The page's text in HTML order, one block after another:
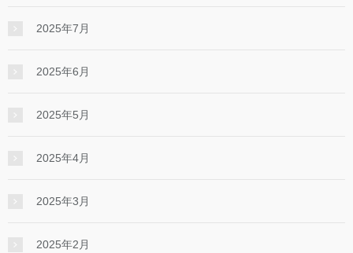
2025年7月
2025年6月
2025年5月
2025年4月
2025年3月
2025年2月